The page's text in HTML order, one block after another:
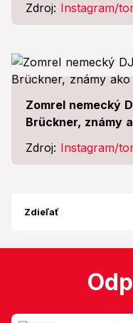
Zdroj: Instagram/
Zomrel nemecký
Brückner, známy
Zdroj: Instagram/
Zdieľať